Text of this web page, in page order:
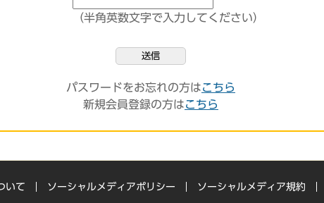
（半角英数文字で入力してください）
送信
パスワードをお忘れの方はこちら
新規会員登録の方はこちら
いて ソーシャルメディアポリシー ソーシャルメディア規約